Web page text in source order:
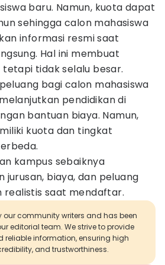
baru. Namun, kuota dapat
sehingga calon mahasiswa
informasi resmi saat
Hal ini membuat
tidak selalu besar.
bagi calon mahasiswa
pendidikan di
bantuan biaya. Namun,
kuota dan tingkat
kampus sebaiknya
jurusan, biaya, dan peluang
realistis saat mendaftar.
our community writers and has been
editorial team. We strive to provide
reliable information, ensuring high
and trustworthiness.